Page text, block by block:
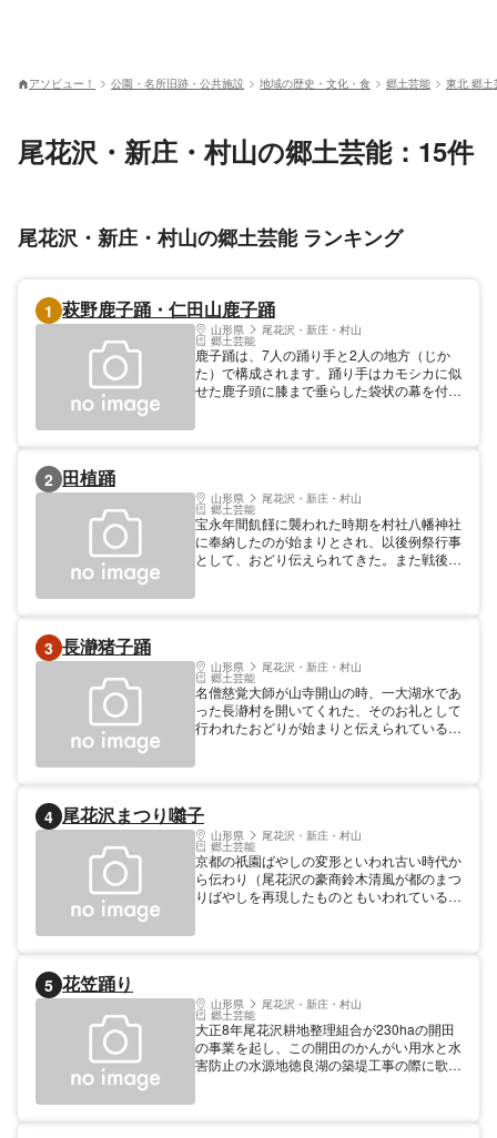
アソビュー！ 公園・名所旧跡・公共施設 地域の歴史・文化・食 郷土芸能 東北 郷土
尾花沢・新庄・村山の郷土芸能：15件
尾花沢・新庄・村山の郷土芸能 ランキング
1 萩野鹿子踊・仁田山鹿子踊
山形県 尾花沢・新庄・村山
郷土芸能
鹿子踊は、7人の踊り手と2人の地方（じか
た）で構成されます。踊り手はカモシカに似
せた鹿子頭に膝まで垂らした袋状の幕を付け
ックスになります。地方は垂れ布の付いた饅
頭笠をかぶり、着流し姿で太い竹で作った
「ささら」という楽器をすり鳴らしながら御
詠歌調の唄を歌います。新庄市北部の萩野と
仁田山集落に古くから伝わる民俗芸能で、五
きます。
2 田植踊
山形県 尾花沢・新庄・村山
郷土芸能
宝永年間飢饉に襲われた時期を村社八幡神社
に奉納したのが始まりとされ、以後例祭行事
として、おどり伝えられてきた。また戦後は
3 長瀞猪子踊
山形県 尾花沢・新庄・村山
郷土芸能
名僧慈覚大師が山寺開山の時、一大湖水であ
った長瀞村を開いてくれた、そのお礼として
行われたおどりが始まりと伝えられている。
4 尾花沢まつり囃子
山形県 尾花沢・新庄・村山
郷土芸能
京都の祇園ばやしの変形といわれ古い時代か
ら伝わり（尾花沢の豪商鈴木清風が都のまつ
りばやしを再現したものともいわれている）
5 花笠踊り
山形県 尾花沢・新庄・村山
郷土芸能
大正8年尾花沢耕地整理組合が230haの開田
の事業を起し、この開田のかんがい用水と水
害防止の水源地徳良湖の築堤工事の際に歌わ